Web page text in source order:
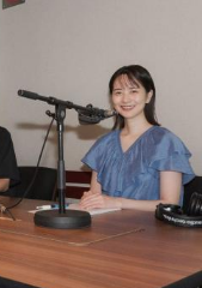
ング曲」のコーナ
たい一曲”にまつわ
人生を振り返りな
える時間を共有しま
について、「お葬式
で流したいと思っ
して、音源として残
るはずだから、お葬
てもらえたら」と